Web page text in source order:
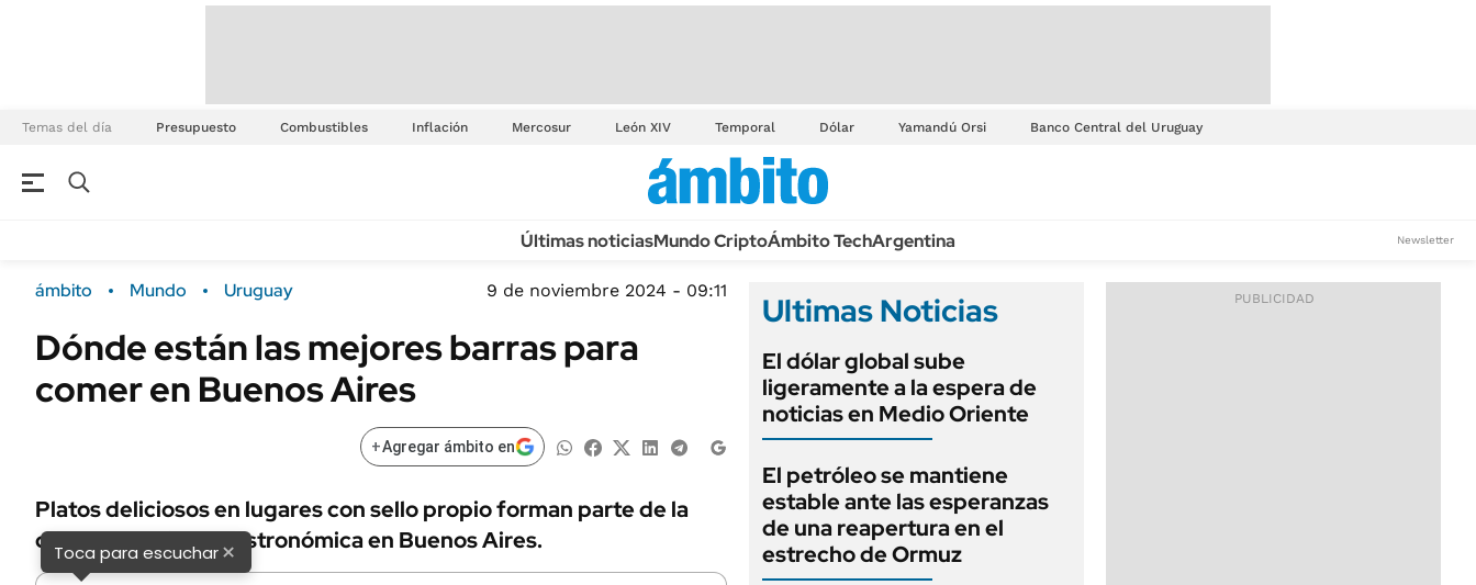
Temas del día Presupuesto Combustibles Inflación Mercosur León XIV Temporal Dólar Yamandú Orsi Banco Central del Uruguay
Últimas noticiasMundo CriptoÁmbito TechArgentina Newsletter
ámbito Mundo Uruguay 9 de noviembre 2024 - 09:11
Dónde están las mejores barras para
comer en Buenos Aires
+Agregar ámbito en
Platos deliciosos en lugares con sello propio forman parte de la
destacada oferta gastronómica en Buenos Aires.
Toca para escuchar×
Ultimas Noticias
El dólar global sube
ligeramente a la espera de
noticias en Medio Oriente
El petróleo se mantiene
estable ante las esperanzas
de una reapertura en el
estrecho de Ormuz